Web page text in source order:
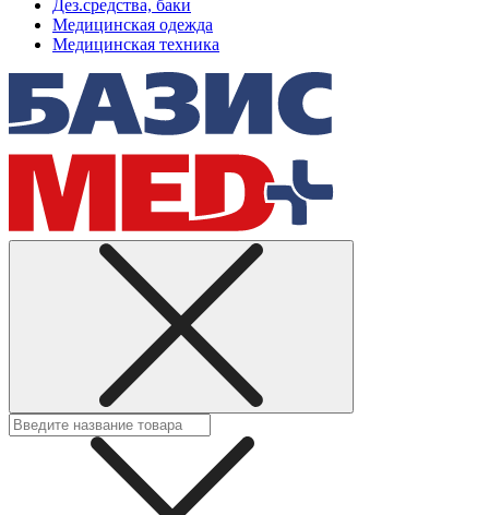
Дез.средства, баки
Медицинская одежда
Медицинская техника